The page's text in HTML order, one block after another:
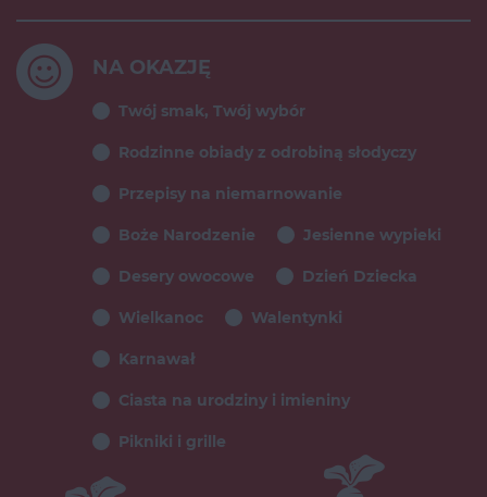
NA OKAZJĘ
Twój smak, Twój wybór
Rodzinne obiady z odrobiną słodyczy
Przepisy na niemarnowanie
Boże Narodzenie Jesienne wypieki
Desery owocowe Dzień Dziecka
Wielkanoc Walentynki
Karnawał
Ciasta na urodziny i imieniny
Pikniki i grille